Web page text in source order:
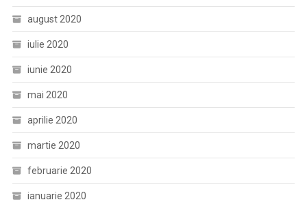
august 2020
iulie 2020
iunie 2020
mai 2020
aprilie 2020
martie 2020
februarie 2020
ianuarie 2020